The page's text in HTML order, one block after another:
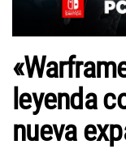
leyenda
nueva